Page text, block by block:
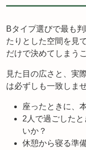
Bタイプ選びで最も
たりとした空間を見
だけで決めてしまう
見た目の広さと、実
は必ずしも一致しませ
座ったときに、
2人で過ごした
いか？
休憩から寝る準